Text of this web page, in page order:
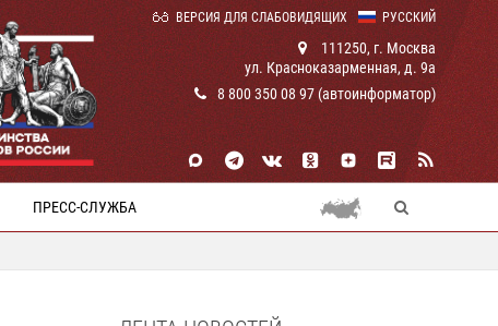
РУССКИЙ
ВЕРСИЯ ДЛЯ СЛАБОВИДЯЩИХ
111250, г. Москва
ул. Красноказарменная, д. 9а
8 800 350 08 97 (автоинформатор)
ПРЕСС-СЛУЖБА